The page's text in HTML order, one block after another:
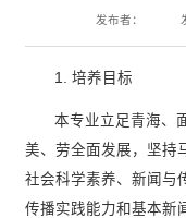
发布者：
1. 培养目标
本专业立足青海、
美、劳全面发展，坚持
社会科学素养、新闻与
传播实践能力和基本新